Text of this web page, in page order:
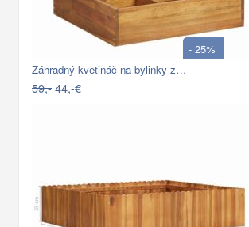
- 25%
Záhradný kvetináč na bylinky z…
59,-44,-€